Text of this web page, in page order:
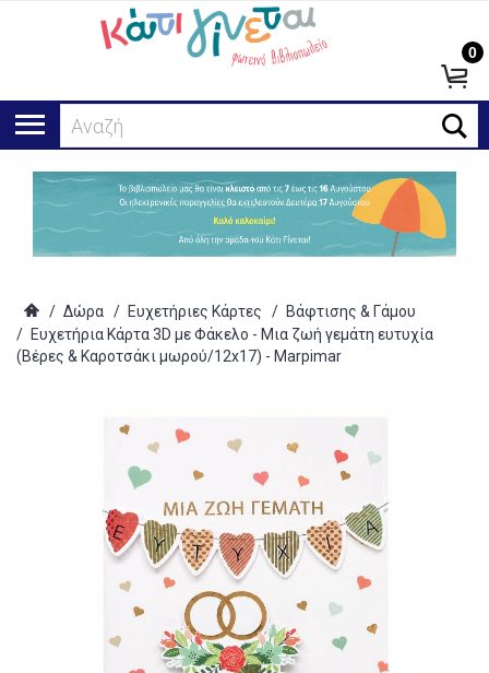
Αναζήτησ
0
/ Δώρα / Ευχετήριες Κάρτες / Βάφτισης & Γάμου
/ Ευχετήρια Κάρτα 3D με Φάκελο - Μια ζωή γεμάτη ευτυχία
(Βέρες & Καροτσάκι μωρού/12x17) - Marpimar